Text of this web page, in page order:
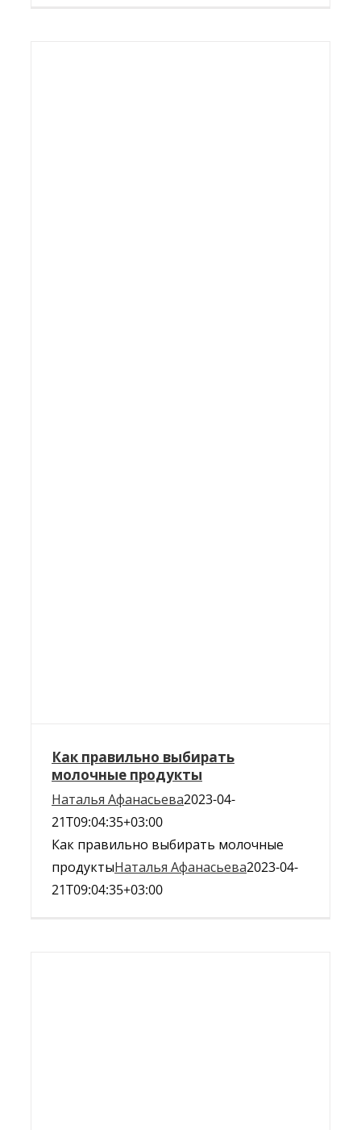
Как правильно выбирать
молочные продукты
Наталья Афанасьева2023-04-
21T09:04:35+03:00
Как правильно выбирать молочные
продуктыНаталья Афанасьева2023-04-
21T09:04:35+03:00